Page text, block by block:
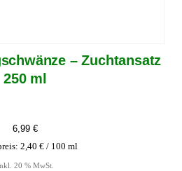
– Zuchtansatz
250 ml
6,99 €
2,40 €/ 100 ml
20 % MwSt.